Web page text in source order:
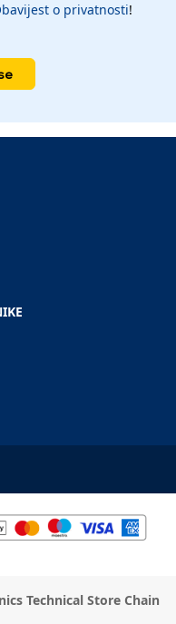
o privatnosti!
Technical Store Chain